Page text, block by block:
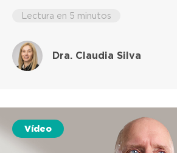
Lectura en 5 minutos
Dra. Claudia Silva
Vídeo